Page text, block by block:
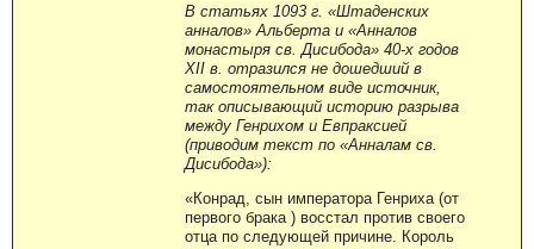
В статьях 1093 г. «Штаденских
анналов» Альберта и «Анналов
монастыря св. Дисибода» 40-х годов
XII в. отразился не дошедший в
самостоятельном виде источник,
так описывающий историю разрыва
между Генрихом и Евпраксией
(приводим текст по «Анналам св.
Дисибода»):
«Конрад, сын императора Генриха (от
первого брака ) восстал против своего
отца по следующей причине. Король